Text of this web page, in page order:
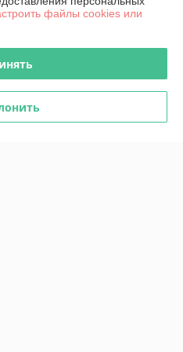
Минск, Беларусь
до 17:00
файлы cookies или